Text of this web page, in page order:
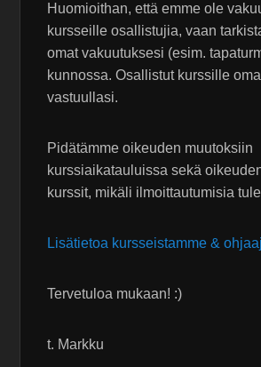
Huomioithan, että emme ole
kursseille osallistujia, vaan
omat vakuutuksesi (esim.
kunnossa. Osallistut kurssille
vastuullasi.
Pidätämme oikeuden muutoksiin
kurssiaikatauluissa sekä
kurssit, mikäli ilmoittautumisia
Lisätietoa kursseistamme &
Tervetuloa mukaan! :)
t. Markku